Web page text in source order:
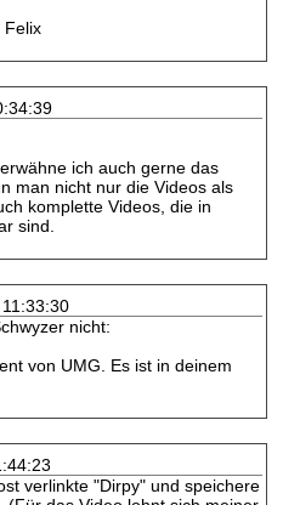
Felix
ich auch gerne das
man nicht nur die Videos als
komplette Videos, die in
sind.
11:33:30
nicht:
von UMG. Es ist in deinem
verlinkte "Dirpy" und speichere